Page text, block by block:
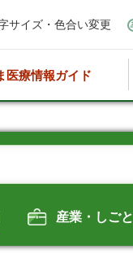
サイズ・色合い変更
医療情報ガイド
産業・しごと